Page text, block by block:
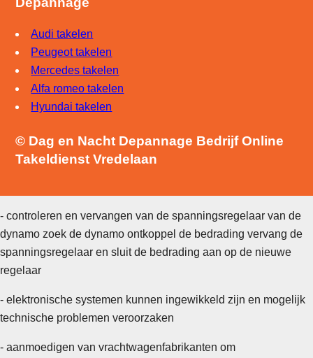
Audi takelen
Peugeot takelen
Mercedes takelen
Alfa romeo takelen
Hyundai takelen
© Dag en Nacht Depannage Bedrijf Online
Takeldienst Vredelaan
- controleren en vervangen van de spanningsregelaar van de
dynamo zoek de dynamo ontkoppel de bedrading vervang de
spanningsregelaar en sluit de bedrading aan op de nieuwe
regelaar
- elektronische systemen kunnen ingewikkeld zijn en mogelijk
technische problemen veroorzaken
- aanmoedigen van vrachtwagenfabrikanten om